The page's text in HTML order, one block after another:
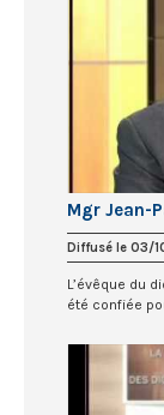
Mgr Jean-
Diffusé le 03/
L’évêque du
été confiée